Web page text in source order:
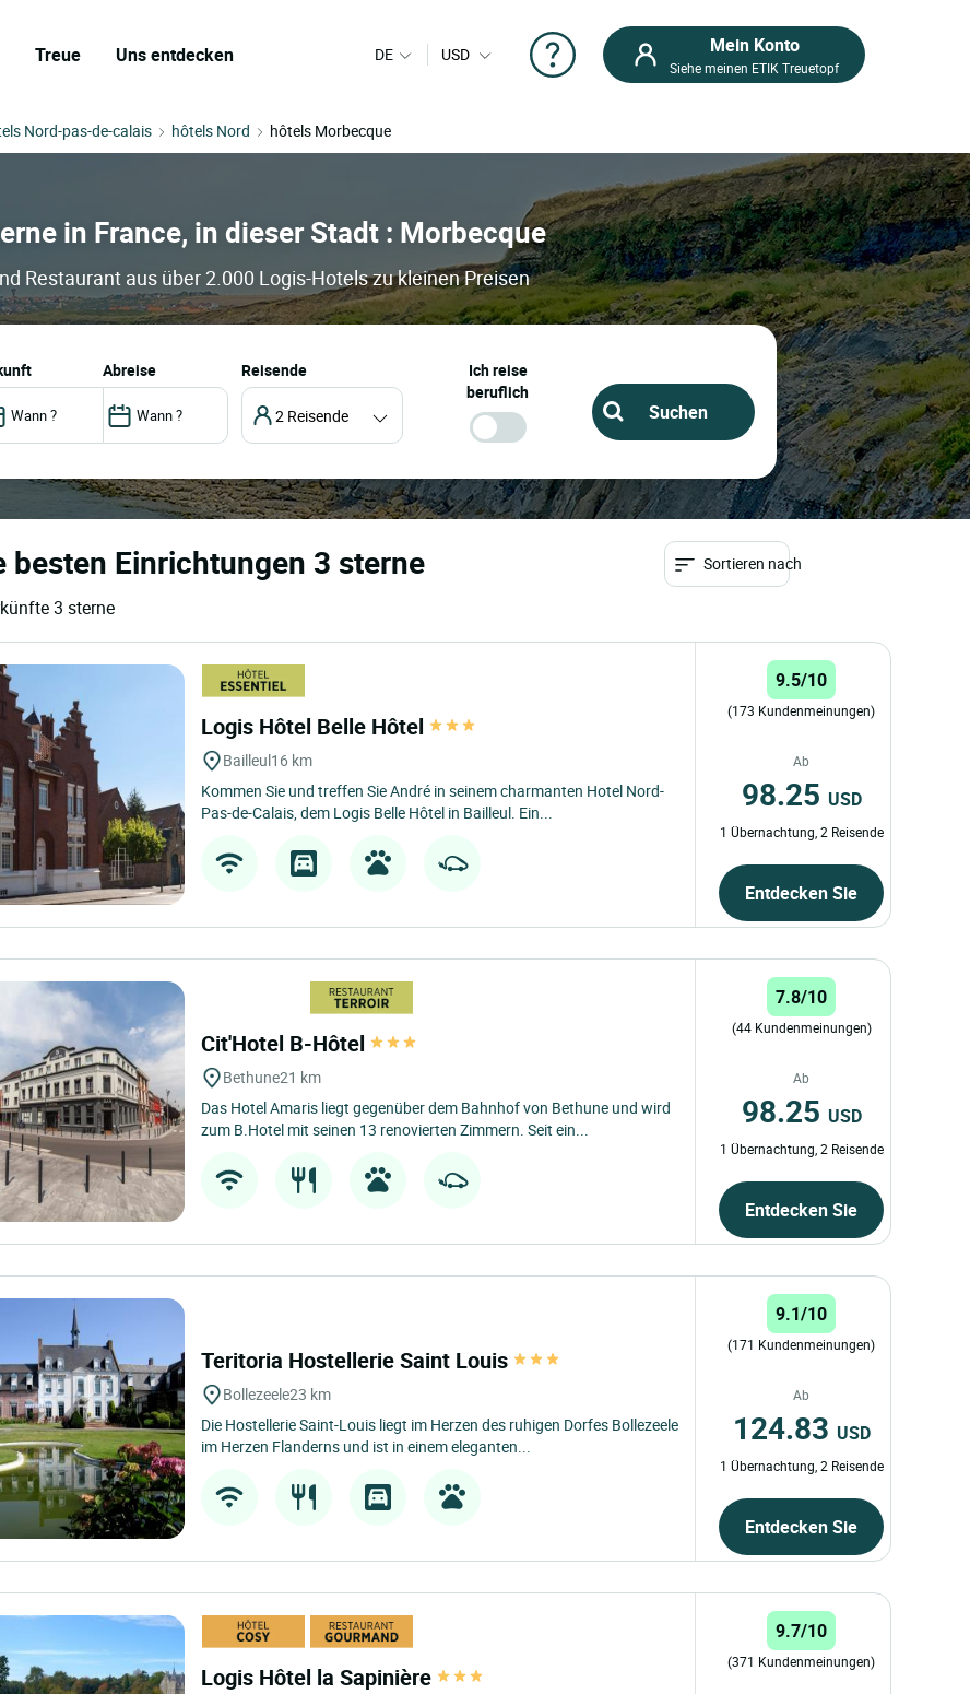
Treue Uns entdecken DE USD Mein Konto
Siehe meinen ETIK Treuetopf
Nord-pas-de-calais hôtels Nord hôtels Morbecque
in France, in dieser Stadt : Morbecque
Restaurant aus über 2.000 Logis-Hotels zu kleinen Preisen
abreise Reisende
2 Reisende
Ich reise
beruflich
Einrichtungen 3 sterne
3 sterne
Sortieren nach
Logis Hôtel Belle Hôtel
Bailleul16 km
Kommen Sie und treffen Sie André in seinem charmanten Hotel Nord-
Pas-de-Calais, dem Logis Belle Hôtel in Bailleul. Ein...
9.5/10
(173 Kundenmeinungen)
Ab
98.25 USD
1 Übernachtung, 2 Reisende
Entdecken Sie
Cit'Hotel B-Hôtel
Bethune21 km
Das Hotel Amaris liegt gegenüber dem Bahnhof von Bethune und wird
zum B.Hotel mit seinen 13 renovierten Zimmern. Seit ein...
7.8/10
(44 Kundenmeinungen)
Ab
98.25 USD
1 Übernachtung, 2 Reisende
Entdecken Sie
Teritoria Hostellerie Saint Louis
Bollezeele23 km
Die Hostellerie Saint-Louis liegt im Herzen des ruhigen Dorfes Bollezeele
im Herzen Flanderns und ist in einem eleganten...
9.1/10
(171 Kundenmeinungen)
Ab
124.83 USD
1 Übernachtung, 2 Reisende
Entdecken Sie
Logis Hôtel la Sapinière
9.7/10
(371 Kundenmeinungen)